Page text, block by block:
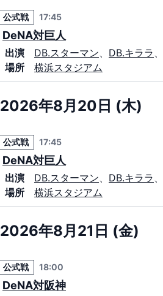
公式戦 17:45
DeNA対巨人
出演 DB.スターマン、 DB.キララ 、
場所
横浜スタジアム
2026年8月20日 (木)
公式戦 17:45
DeNA対巨人
出演 DB.スターマン、 DB.キララ 、
場所
横浜スタジアム
2026年8月21日 (金)
公式戦 18:00
DeNA対阪神